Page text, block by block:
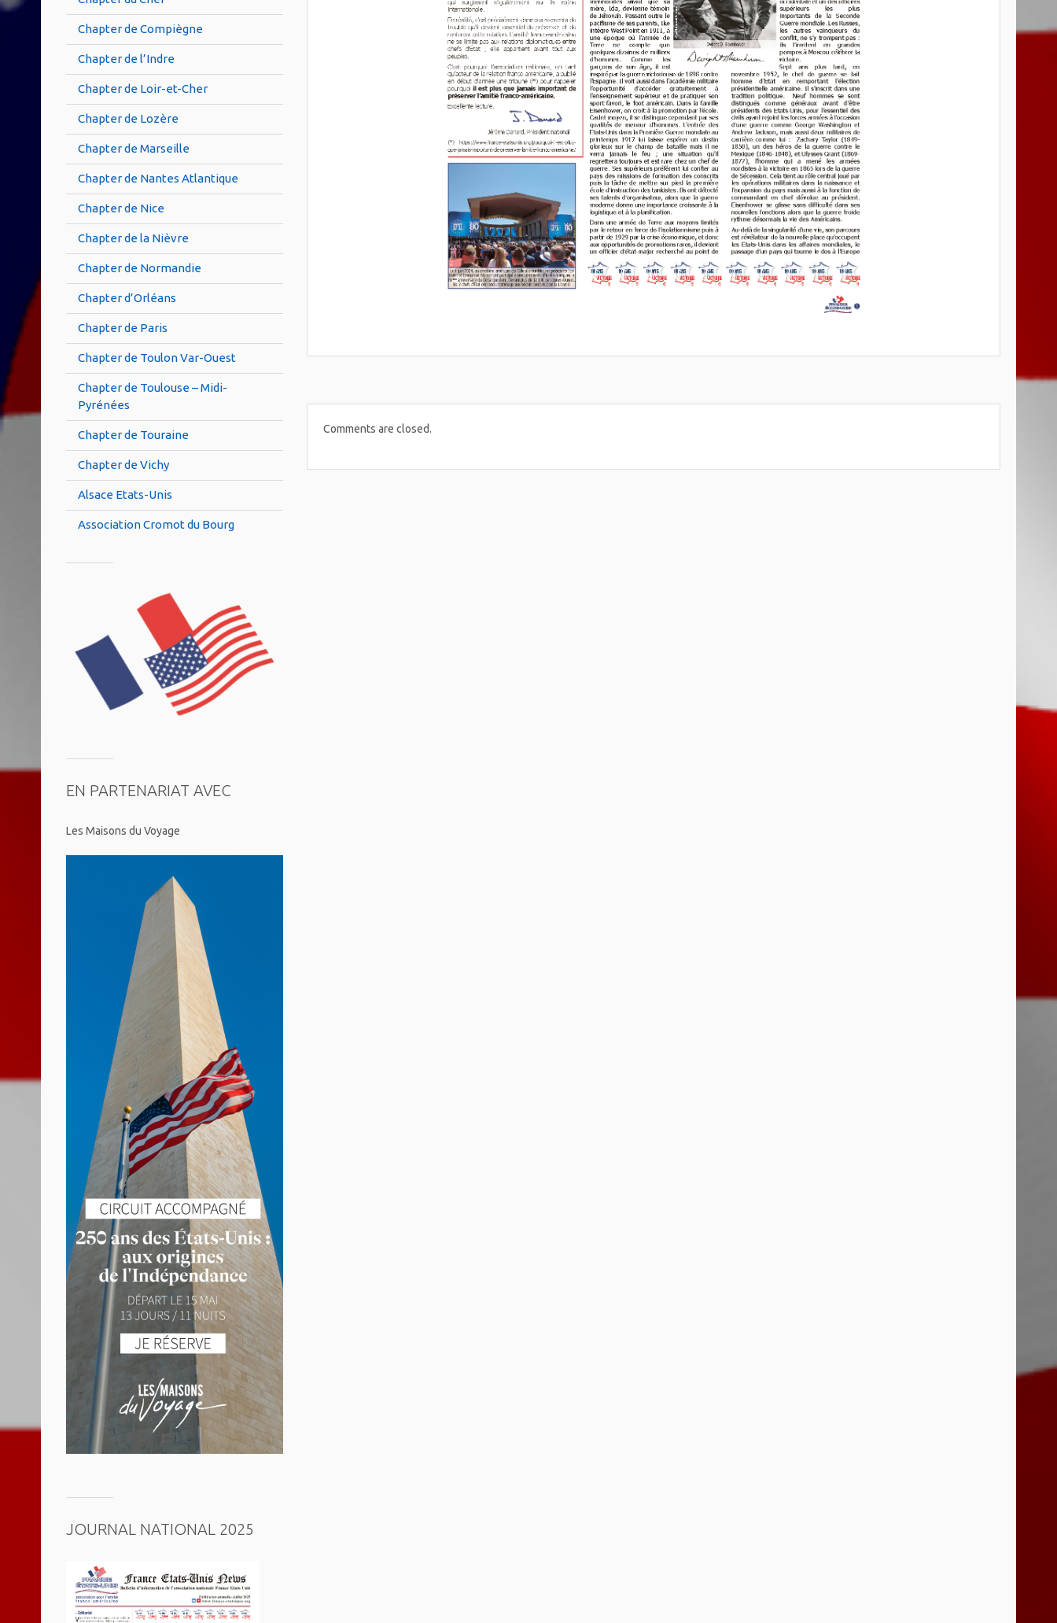
Comments are closed.
Chapter de Compiègne
Chapter de l’Indre
Chapter de Loir-et-Cher
Chapter de Lozère
Chapter de Marseille
Chapter de Nantes Atlantique
Chapter de Nice
Chapter de la Nièvre
Chapter de Normandie
Chapter d’Orléans
Chapter de Paris
Chapter de Toulon Var-Ouest
Chapter de Toulouse – Midi-
Pyrénées
Chapter de Touraine
Chapter de Vichy
Alsace Etats-Unis
Association Cromot du Bourg
EN PARTENARIAT AVEC
Les Maisons du Voyage
JOURNAL NATIONAL 2025